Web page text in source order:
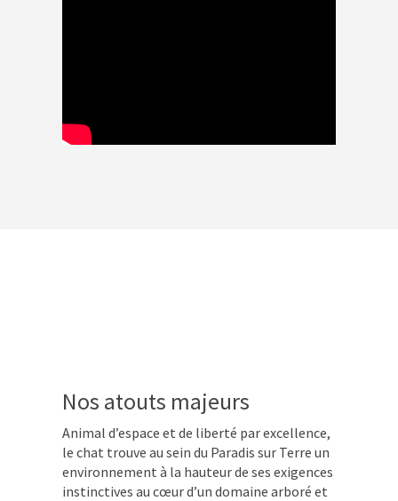
Nos atouts majeurs
Animal d’espace et de liberté par excellence,
le chat trouve au sein du Paradis sur Terre un
environnement à la hauteur de ses exigences
instinctives au cœur d’un domaine arboré et